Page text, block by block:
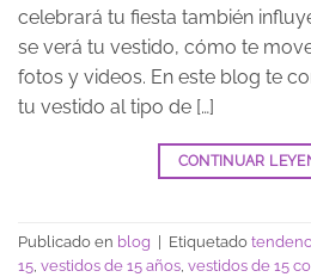
celebrará tu fiesta también
se verá tu vestido, cómo te
fotos y videos. En este blog te
tu vestido al tipo de […]
CONTINUAR
Publicado en blog Etiquetado
15, vestidos de 15 años, vestidos de 15